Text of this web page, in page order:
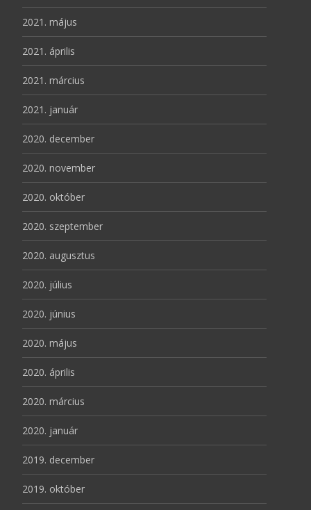
2021. május
2021. április
2021. március
2021. január
2020. december
2020. november
2020. október
2020. szeptember
2020. augusztus
2020. július
2020. június
2020. május
2020. április
2020. március
2020. január
2019. december
2019. október